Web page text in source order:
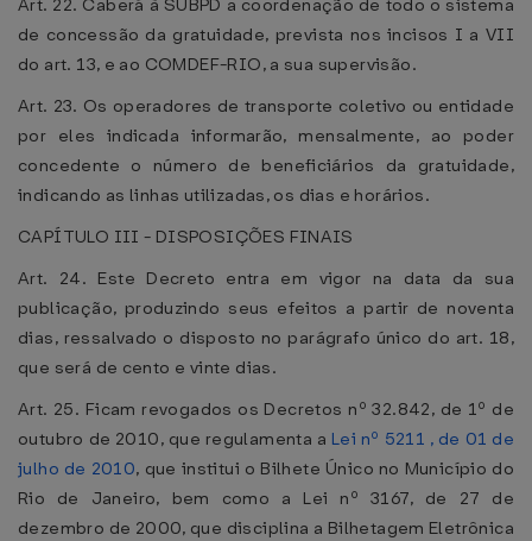
Art. 22. Caberá à SUBPD a coordenação de todo o sistema
de concessão da gratuidade, prevista nos incisos I a VII
do art. 13, e ao COMDEF-RIO, a sua supervisão.
Art. 23. Os operadores de transporte coletivo ou entidade
por eles indicada informarão, mensalmente, ao poder
concedente o número de beneficiários da gratuidade,
indicando as linhas utilizadas, os dias e horários.
CAPÍTULO III - DISPOSIÇÕES FINAIS
Art. 24. Este Decreto entra em vigor na data da sua
publicação, produzindo seus efeitos a partir de noventa
dias, ressalvado o disposto no parágrafo único do art. 18,
que será de cento e vinte dias.
Art. 25. Ficam revogados os Decretos nº 32.842, de 1º de
outubro de 2010, que regulamenta a Lei nº 5211 , de 01 de
julho de 2010, que institui o Bilhete Único no Município do
Rio de Janeiro, bem como a Lei nº 3167, de 27 de
dezembro de 2000, que disciplina a Bilhetagem Eletrônica